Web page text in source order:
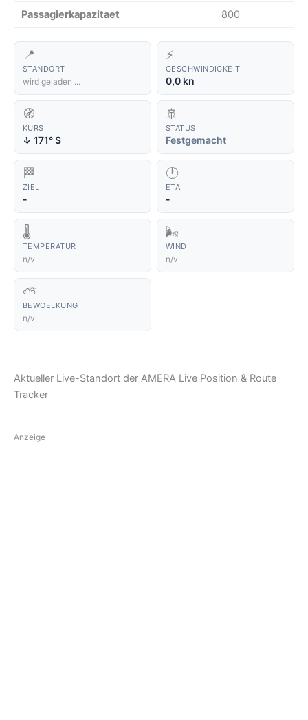
Passagierkapazitaet 800
📍
STANDORT
wird geladen ...
⚡
GESCHWINDIGKEIT
0,0 kn
🧭
KURS
↑ 171° S
🚢
STATUS
Festgemacht
🏁
ZIEL
-
🕐
ETA
-
🌡️
TEMPERATUR
n/v
🌬️
WIND
n/v
⛅
BEWOELKUNG
n/v
Aktueller Live-Standort der AMERA Live Position & Route
Tracker
Anzeige